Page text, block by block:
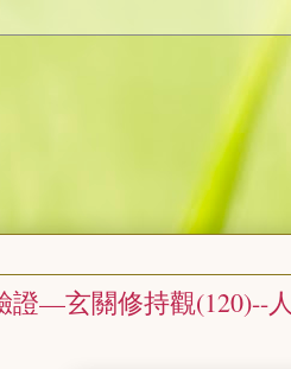
證—玄關修持觀(120)--